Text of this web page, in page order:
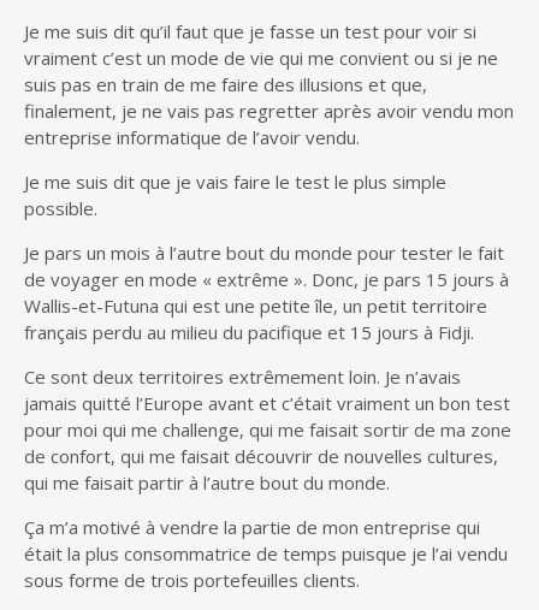
Je me suis dit qu’il faut que je fasse un test pour voir si
vraiment c’est un mode de vie qui me convient ou si je ne
suis pas en train de me faire des illusions et que,
finalement, je ne vais pas regretter après avoir vendu mon
entreprise informatique de l’avoir vendu.
Je me suis dit que je vais faire le test le plus simple
possible.
Je pars un mois à l’autre bout du monde pour tester le fait
de voyager en mode « extrême ». Donc, je pars 15 jours à
Wallis-et-Futuna qui est une petite île, un petit territoire
français perdu au milieu du pacifique et 15 jours à Fidji.
Ce sont deux territoires extrêmement loin. Je n’avais
jamais quitté l’Europe avant et c’était vraiment un bon test
pour moi qui me challenge, qui me faisait sortir de ma zone
de confort, qui me faisait découvrir de nouvelles cultures,
qui me faisait partir à l’autre bout du monde.
Ça m’a motivé à vendre la partie de mon entreprise qui
était la plus consommatrice de temps puisque je l’ai vendu
sous forme de trois portefeuilles clients.